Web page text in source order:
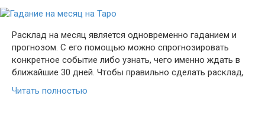
Расклад на месяц является одновременно гаданием и
прогнозом. С его помощью можно спрогнозировать
конкретное событие либо узнать, чего именно ждать в
ближайшие 30 дней. Чтобы правильно сделать расклад,
Читать полностью